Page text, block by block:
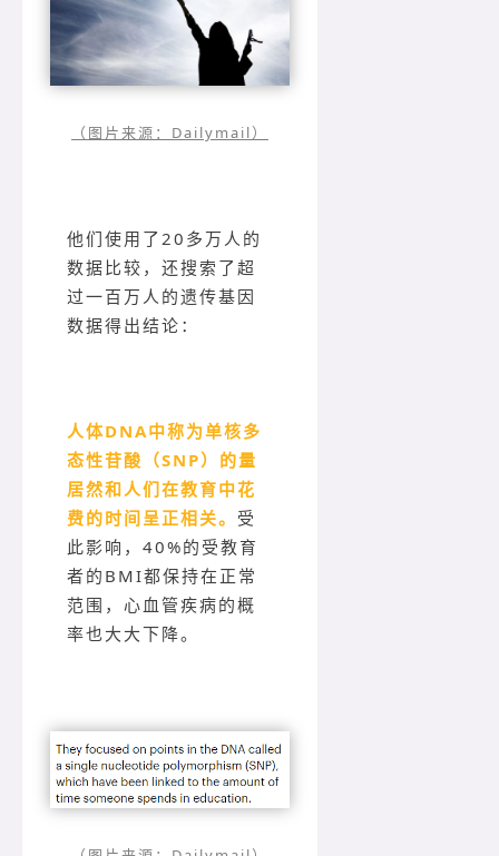
（图片来源：Dailymail）
他们使用了20多万人的
数据比较，还搜索了超
过一百万人的遗传基因
数据得出结论：
人体DNA中称为单核多
态性苷酸（SNP）的量
居然和人们在教育中花
费的时间呈正相关。 受
此影响，40%的受教育
者的BMI都保持在正常
范围，心血管疾病的概
率也大大下降。